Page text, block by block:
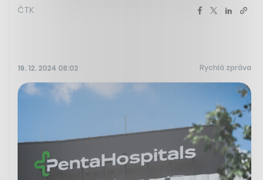
ČTK
19. 12. 2024 08:02 Rychlá zpráva